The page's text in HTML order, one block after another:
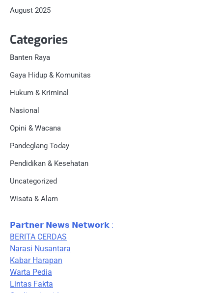
August 2025
Categories
Banten Raya
Gaya Hidup & Komunitas
Hukum & Kriminal
Nasional
Opini & Wacana
Pandeglang Today
Pendidikan & Kesehatan
Uncategorized
Wisata & Alam
𝗣𝗮𝗿𝘁𝗻𝗲𝗿 𝗡𝗲𝘄𝘀 𝗡𝗲𝘁𝘄𝗼𝗿𝗸 :
BERITA CERDAS
Narasi Nusantara
Kabar Harapan
Warta Pedia
Lintas Fakta